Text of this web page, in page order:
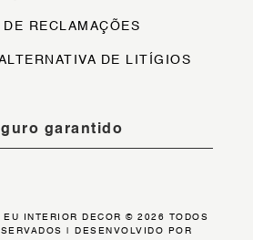
DE RECLAMAÇÕES
DE LITÍGIOS
garantido
EU INTERIOR DECOR © 2026 TODOS
| DESENVOLVIDO POR